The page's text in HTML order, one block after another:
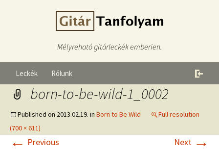
Mélyreható gitárleckék emberien.
Leckék Rólunk
born-to-be-wild-1_0002
Published on 2013.02.19. in Born to Be Wild
Full resolution
(700 × 611)
← Previous Next →